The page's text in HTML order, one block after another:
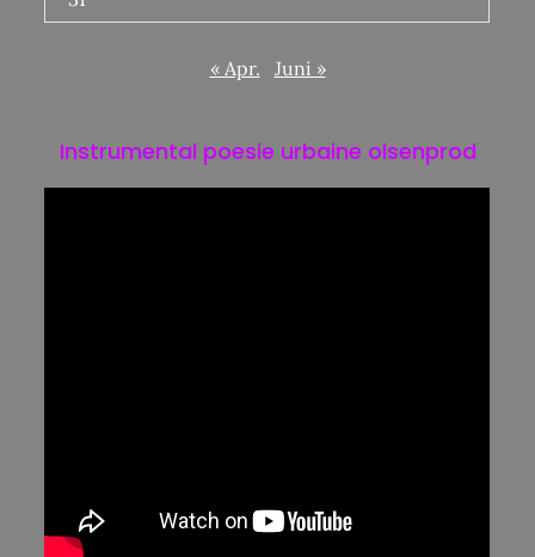
« Apr. Juni »
Instrumental poesie urbaine olsenprod